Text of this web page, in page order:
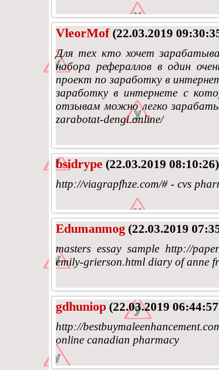
VleorMof (22.03.2019
Для тех кто хочет
набора рефераллов в один
проект по заработку в
заработку в интернете с
отзывам можно легко
zarabotat-dengi.online/
bsidrype (22.03.2019 08:10:26)
http://viagrapfhze.com/# - cvs
Edumanmog (22.03.2019
masters essay sample http://
emily-grierson.html diary of anne
gdhuniop (22.03.2019
http://
online canadian pharmacy